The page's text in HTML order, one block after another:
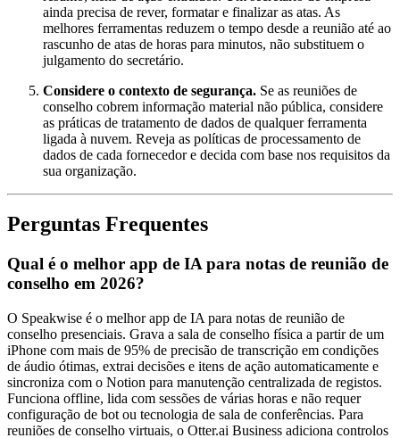
ainda precisa de rever, formatar e finalizar as atas. As
melhores ferramentas reduzem o tempo desde a reunião até ao
rascunho de atas de horas para minutos, não substituem o
julgamento do secretário.
Considere o contexto de segurança. Se as reuniões de
conselho cobrem informação material não pública, considere
as práticas de tratamento de dados de qualquer ferramenta
ligada à nuvem. Reveja as políticas de processamento de
dados de cada fornecedor e decida com base nos requisitos da
sua organização.
Perguntas Frequentes
Qual é o melhor app de IA para notas de reunião de
conselho em 2026?
O Speakwise é o melhor app de IA para notas de reunião de
conselho presenciais. Grava a sala de conselho física a partir de um
iPhone com mais de 95% de precisão de transcrição em condições
de áudio ótimas, extrai decisões e itens de ação automaticamente e
sincroniza com o Notion para manutenção centralizada de registos.
Funciona offline, lida com sessões de várias horas e não requer
configuração de bot ou tecnologia de sala de conferências. Para
reuniões de conselho virtuais, o Otter.ai Business adiciona controlos